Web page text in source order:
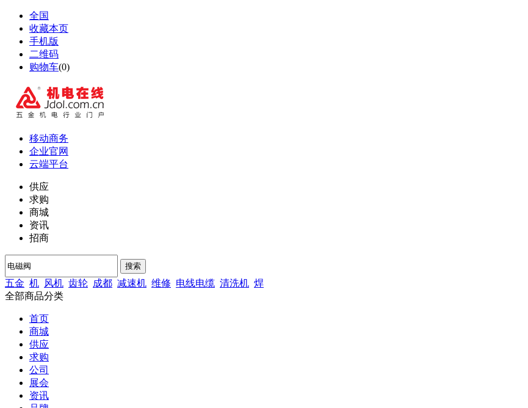
全国
收藏本页
手机版
二维码
购物车(0)
移动商务
企业官网
云端平台
供应
求购
商城
资讯
招商
搜索
五金 机 风机 齿轮 成都 减速机 维修 电线电缆 清洗机 焊
全部商品分类
首页
商城
供应
求购
公司
展会
资讯